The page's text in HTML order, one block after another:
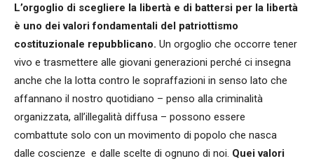
L’orgoglio di scegliere la libertà e di battersi per la libertà
è uno dei valori fondamentali del patriottismo
costituzionale repubblicano. Un orgoglio che occorre tener
vivo e trasmettere alle giovani generazioni perché ci insegna
anche che la lotta contro le sopraffazioni in senso lato che
affannano il nostro quotidiano – penso alla criminalità
organizzata, all’illegalità diffusa – possono essere
combattute solo con un movimento di popolo che nasca
dalle coscienze e dalle scelte di ognuno di noi. Quei valori